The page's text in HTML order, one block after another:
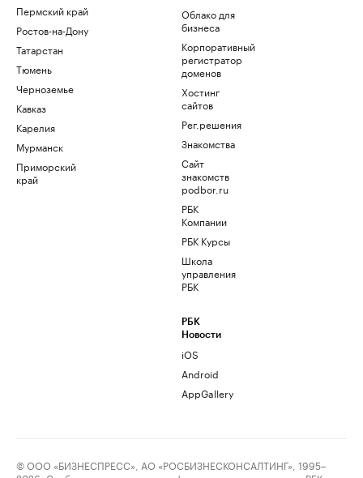
Пермский край
Ростов-на-Дону
Татарстан
Тюмень
Черноземье
Кавказ
Карелия
Мурманск
Приморский
край
Облако для
бизнеса
Корпоративный
регистратор
доменов
Хостинг
сайтов
Рег.решения
Знакомства
Сайт
знакомств
podbor.ru
РБК
Компании
РБК Курсы
Школа
управления
РБК
РБК
Новости
iOS
Android
AppGallery
© ООО «БИЗНЕСПРЕСС», АО «РОСБИЗНЕСКОНСАЛТИНГ», 1995–